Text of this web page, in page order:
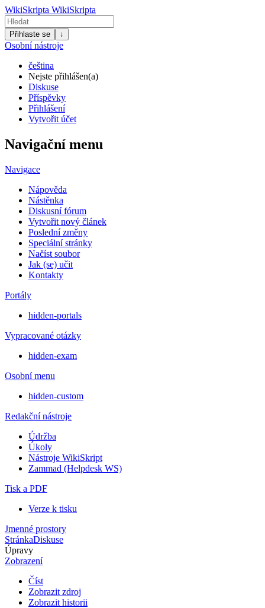
WikiSkripta WikiSkripta
Přihlaste se ↓
Osobní nástroje
čeština
Nejste přihlášen(a)
Diskuse
Příspěvky
Přihlášení
Vytvořit účet
Navigační menu
Navigace
Nápověda
Nástěnka
Diskusní fórum
Vytvořit nový článek
Poslední změny
Speciální stránky
Načíst soubor
Jak (se) učit
Kontakty
Portály
hidden-portals
Vypracované otázky
hidden-exam
Osobní menu
hidden-custom
Redakční nástroje
Údržba
Úkoly
Nástroje WikiSkript
Zammad (Helpdesk WS)
Tisk a PDF
Verze k tisku
Jmenné prostory
StránkaDiskuse
Úpravy
Zobrazení
Číst
Zobrazit zdroj
Zobrazit historii